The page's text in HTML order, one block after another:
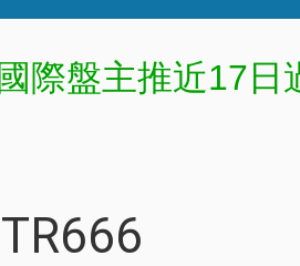
際盤主推近17日